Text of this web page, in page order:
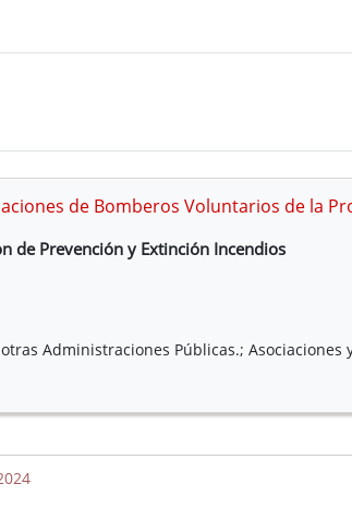
de Bomberos Voluntarios de la
de Prevención y Extinción Incendios
Administraciones Públicas.; Asociaciones